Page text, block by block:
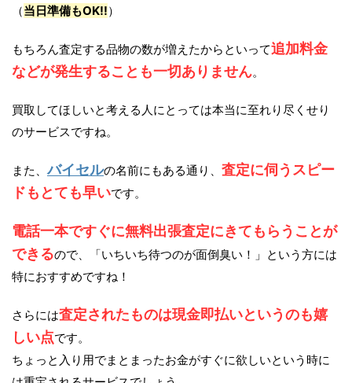
（当日準備もOK!!）
もちろん査定する品物の数が増えたからといって追加料金
などが発生することも一切ありません。
買取してほしいと考える人にとっては本当に至れり尽くせり
のサービスですね。
また、バイセルの名前にもある通り、 査定に伺うスピー
ドもとても早いです。
電話一本ですぐに無料出張査定にきてもらうことが
できるので、「いちいち待つのが面倒臭い！」という方には
特におすすめですね！
さらには査定されたものは現金即払いというのも嬉
しい点です。
ちょっと入り用でまとまったお金がすぐに欲しいという時に